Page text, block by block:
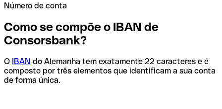
Número de conta
Como se compõe o IBAN de
Consorsbank?
O IBAN do Alemanha tem exatamente 22 caracteres e é
composto por três elementos que identificam a sua conta
de forma única.